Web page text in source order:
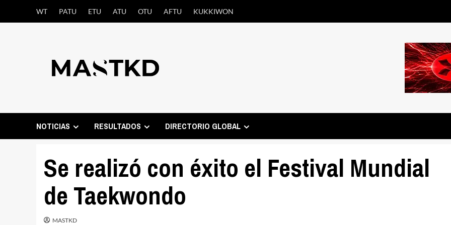
WT PATU ETU ATU OTU AFTU KUKKIWON
NOTICIAS RESULTADOS DIRECTORIO GLOBAL
Se realizó con éxito el Festival Mundial
de Taekwondo
MASTKD